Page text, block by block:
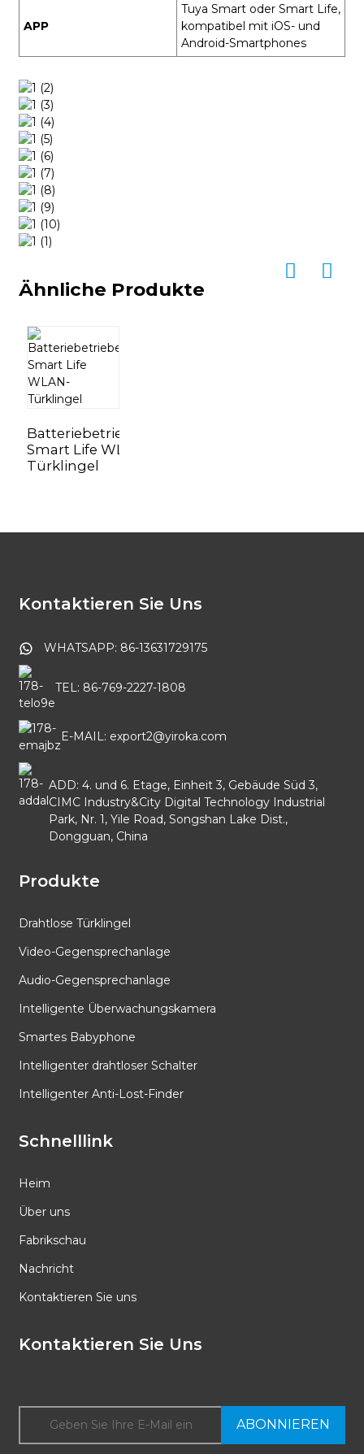
APP
Tuya Smart oder Smart Life,
kompatibel mit iOS- und
Android-Smartphones
Ähnliche Produkte
Batteriebetriebene
Smart Life WLAN-
Türklingel
Kontaktieren Sie Uns
WHATSAPP: 86-13631729175
TEL: 86-769-2227-1808
E-MAIL: export2@yiroka.com
ADD: 4. und 6. Etage, Einheit 3, Gebäude Süd 3,
CIMC Industry&City Digital Technology Industrial
Park, Nr. 1, Yile Road, Songshan Lake Dist.,
Dongguan, China
Produkte
Drahtlose Türklingel
Video-Gegensprechanlage
Audio-Gegensprechanlage
Intelligente Überwachungskamera
Smartes Babyphone
Intelligenter drahtloser Schalter
Intelligenter Anti-Lost-Finder
Schnelllink
Heim
Über uns
Fabrikschau
Nachricht
Kontaktieren Sie uns
Kontaktieren Sie Uns
ABONNIEREN